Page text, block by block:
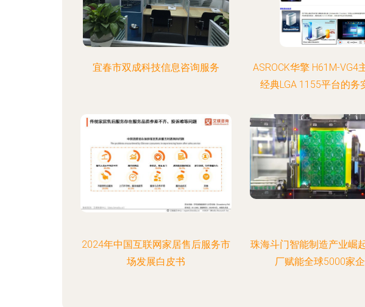
宜春市双成科技信息咨询服务
ASROCK华擎 H61M-VG4
经典LGA 1155平台的务
2024年中国互联网家居售后服务市
场发展白皮书
珠海斗门智能制造产业崛
厂赋能全球5000家